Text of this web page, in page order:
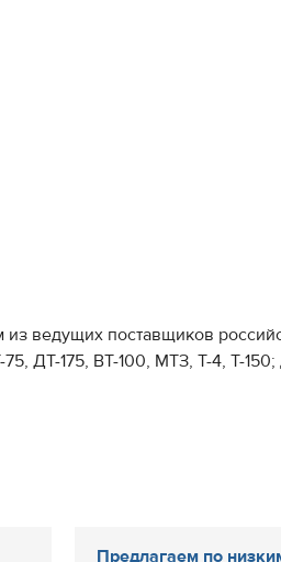
ведущих поставщиков
75, ДТ-175, ВТ-100, МТЗ, Т-4, Т-
Предлагаем по